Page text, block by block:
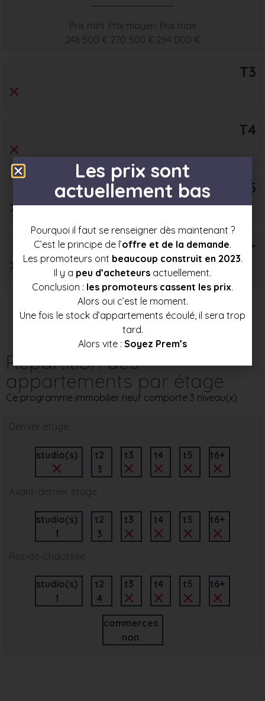
Prix mini
246 500 €
Prix moyen
270 500 €
Prix max
294 000 €
T3
T4
T5
T6+
Répartition des
appartements par étage
Ce programme immobilier neuf comporte 3 niveau(x)
Dernier étage
studio(s)
t2
3
t3 t4 t5 t6+
Avant-dernier étage
studio(s)
1
t2
3
t3 t4 t5 t6+
Rez-de-chaussée
studio(s)
1
t2
4
t3 t4 t5 t6+
commerces
non
Les prix sont
actuellement bas
Pourquoi il faut se renseigner dès maintenant ?
C’est le principe de l’offre et de la demande.
Les promoteurs ont beaucoup construit en 2023.
Il y a peu d’acheteurs actuellement.
Conclusion : les promoteurs cassent les prix.
Alors oui c’est le moment.
Une fois le stock d’appartements écoulé, il sera trop
tard.
Alors vite : Soyez Prem’s